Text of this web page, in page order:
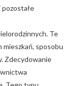
pozostałe
Te
mieszkań, sposobu
Zdecydowanie